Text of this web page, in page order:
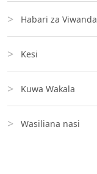
Habari za Viwanda
Kesi
Kuwa Wakala
Wasiliana nasi